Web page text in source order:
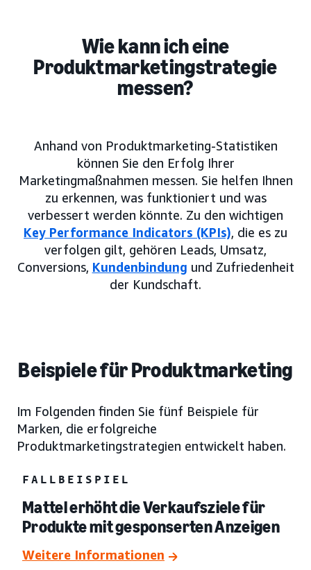
Wie kann ich eine
Produktmarketingstrategie
messen?
Anhand von Produktmarketing-Statistiken
können Sie den Erfolg Ihrer
Marketingmaßnahmen messen. Sie helfen Ihnen
zu erkennen, was funktioniert und was
verbessert werden könnte. Zu den wichtigen
Key Performance Indicators (KPIs), die es zu
verfolgen gilt, gehören Leads, Umsatz,
Conversions, Kundenbindung und Zufriedenheit
der Kundschaft.
Beispiele für Produktmarketing
Im Folgenden finden Sie fünf Beispiele für
Marken, die erfolgreiche
Produktmarketingstrategien entwickelt haben.
FALLBEISPIEL
Mattel erhöht die Verkaufsziele für
Produkte mit gesponserten Anzeigen
Weitere Informationen